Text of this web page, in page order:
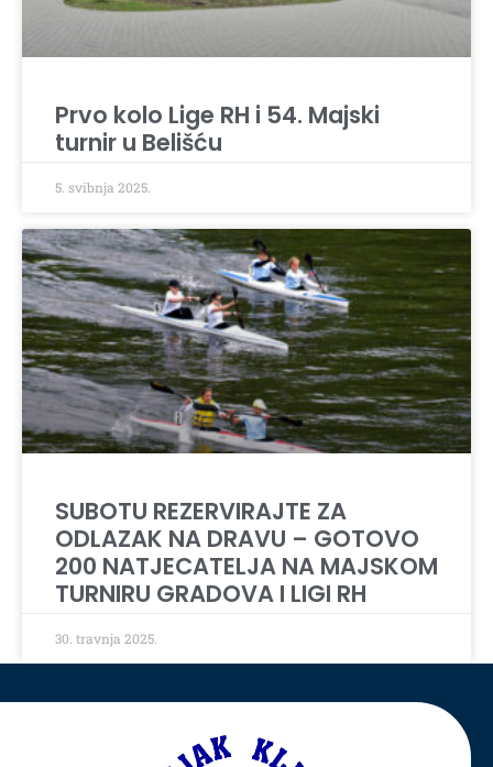
Prvo kolo Lige RH i 54. Majski
turnir u Belišću
5. svibnja 2025.
SUBOTU REZERVIRAJTE ZA
ODLAZAK NA DRAVU – GOTOVO
200 NATJECATELJA NA MAJSKOM
TURNIRU GRADOVA I LIGI RH
30. travnja 2025.